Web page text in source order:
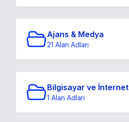
Ajans & Medya
21 Alan Adları
Bilgisayar ve İnternet
1 Alan Adları